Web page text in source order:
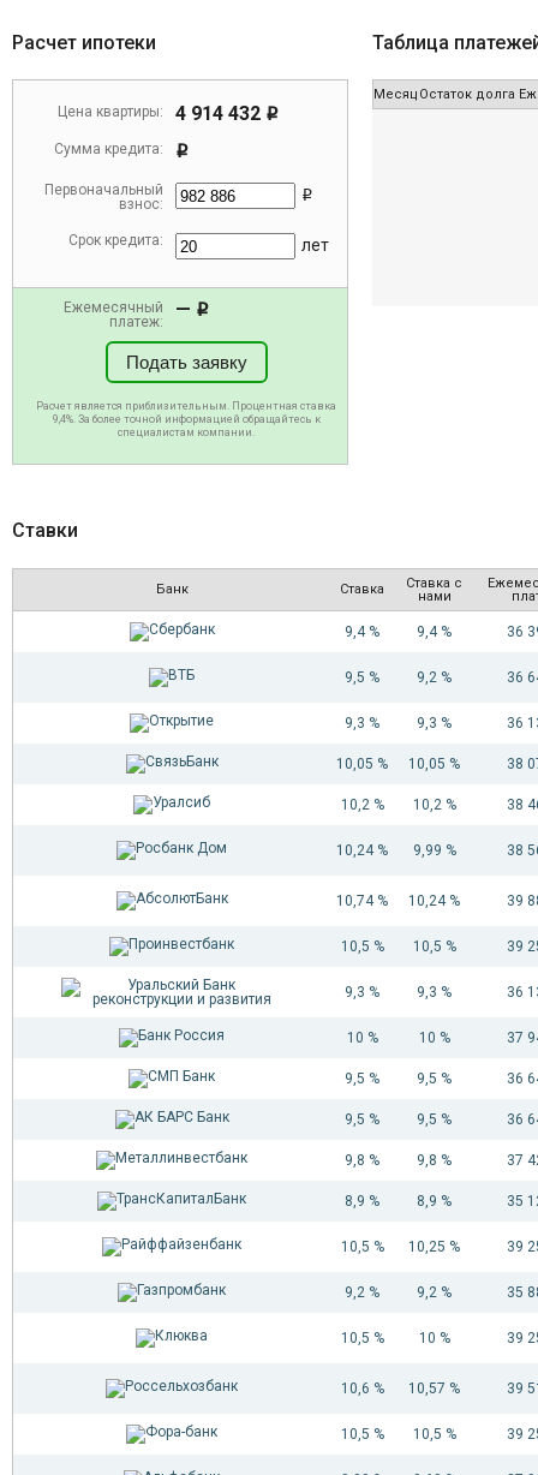
Расчет ипотеки
Цена квартиры: 4 914 432 i
Сумма кредита: i
Первоначальный
взнос:
i
Срок кредита: лет
Ежемесячный
платеж:
— i
Подать заявку
Расчет является приблизительным. Процентная ставка
9,4%. За более точной информацией обращайтесь к
специалистам компании.
Таблица
Месяц Остаток долга
Ставки
Банк Ставка
Ставка с
нами
9,4 % 9,4 % 36
9,5 % 9,2 % 36
9,3 % 9,3 % 36
10,05 % 10,05 % 38
10,2 % 10,2 % 38
10,24 % 9,99 % 38
10,74 % 10,24 % 39
10,5 % 10,5 % 39
9,3 % 9,3 % 36
10 % 10 % 37
9,5 % 9,5 % 36
9,5 % 9,5 % 36
9,8 % 9,8 % 37
8,9 % 8,9 % 35
10,5 % 10,25 % 39
9,2 % 9,2 % 35
10,5 % 10 % 39
10,6 % 10,57 % 39
10,5 % 10,5 % 39